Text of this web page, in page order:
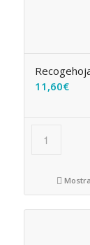
11,60€